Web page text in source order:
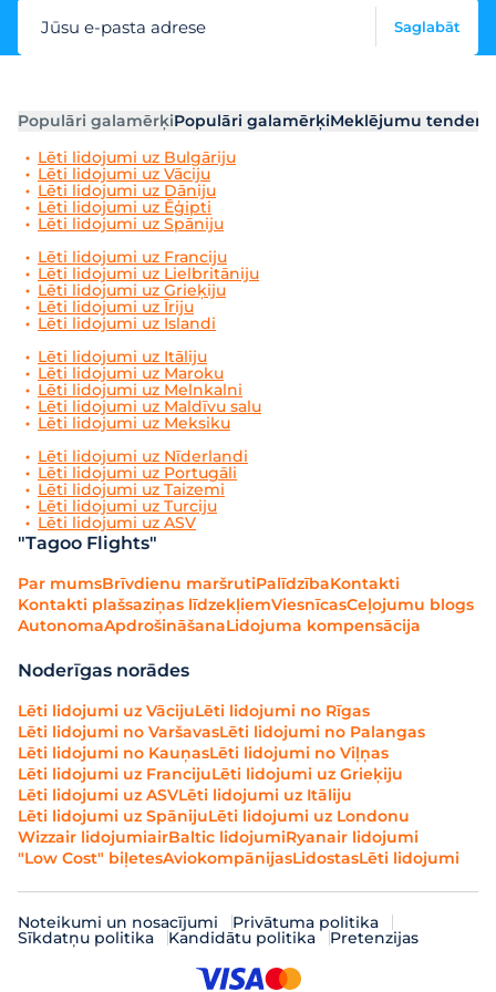
Jūsu e-pasta adrese Saglabāt
Populāri galamērķiPopulāri galamērķiMeklējumu
Lēti lidojumi uz Bulgāriju
Lēti lidojumi uz Vāciju
Lēti lidojumi uz Dāniju
Lēti lidojumi uz Ēģipti
Lēti lidojumi uz Spāniju
Lēti lidojumi uz Franciju
Lēti lidojumi uz Lielbritāniju
Lēti lidojumi uz Grieķiju
Lēti lidojumi uz Īriju
Lēti lidojumi uz Islandi
Lēti lidojumi uz Itāliju
Lēti lidojumi uz Maroku
Lēti lidojumi uz Melnkalni
Lēti lidojumi uz Maldīvu salu
Lēti lidojumi uz Meksiku
Lēti lidojumi uz Nīderlandi
Lēti lidojumi uz Portugāli
Lēti lidojumi uz Taizemi
Lēti lidojumi uz Turciju
Lēti lidojumi uz ASV
"Tagoo Flights"
Par mumsBrīvdienu maršrutiPalīdzībaKontakti
Kontakti plašsaziņas līdzekļiemViesnīcasCeļojumu blogs
AutonomaApdrošināšanaLidojuma kompensācija
Noderīgas norādes
Lēti lidojumi uz VācijuLēti lidojumi no Rīgas
Lēti lidojumi no VaršavasLēti lidojumi no Palangas
Lēti lidojumi no KauņasLēti lidojumi no Viļņas
Lēti lidojumi uz FrancijuLēti lidojumi uz Grieķiju
Lēti lidojumi uz ASVLēti lidojumi uz Itāliju
Lēti lidojumi uz SpānijuLēti lidojumi uz Londonu
Wizzair lidojumiairBaltic lidojumiRyanair lidojumi
"Low Cost" biļetesAviokompānijasLidostasLēti lidojumi
Noteikumi un nosacījumi Privātuma politika
Sīkdatņu politika Kandidātu politika Pretenzijas